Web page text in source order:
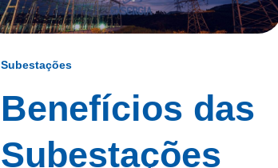
Subestações
Benefícios das
Subestações